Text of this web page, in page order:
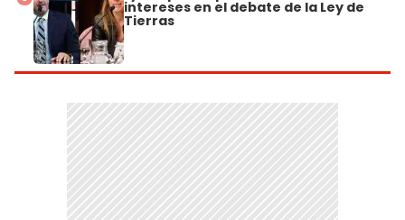
intereses en el debate de la Ley de
Tierras